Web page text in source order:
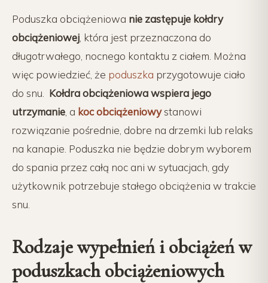
Poduszka obciążeniowa nie zastępuje kołdry
obciążeniowej , która jest przeznaczona do
długotrwałego, nocnego kontaktu z ciałem. Można
więc powiedzieć, że poduszka przygotowuje ciało
do snu. Kołdra obciążeniowa wspiera jego
utrzymanie , a koc obciążeniowystanowi
rozwiązanie pośrednie, dobre na drzemki lub relaks
na kanapie. Poduszka nie będzie dobrym wyborem
do spania przez całą noc ani w sytuacjach, gdy
użytkownik potrzebuje stałego obciążenia w trakcie
snu.
Rodzaje wypełnień i obciążeń w
poduszkach obciążeniowych